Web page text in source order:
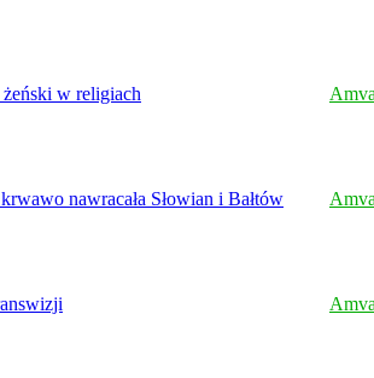
w religiach
nawracała Słowian i Bałtów